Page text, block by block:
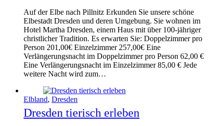
Auf der Elbe nach Pillnitz Erkunden Sie unsere schöne
Elbestadt Dresden und deren Umgebung. Sie wohnen im
Hotel Martha Dresden, einem Haus mit über 100-jähriger
christlicher Tradition. Es erwarten Sie: Doppelzimmer pro
Person 201,00€ Einzelzimmer 257,00€ Eine
Verlängerungsnacht im Doppelzimmer pro Person 62,00 €
Eine Verlängerungsnacht im Einzelzimmer 85,00 € Jede
weitere Nacht wird zum…
Elbland, Dresden
Dresden tierisch erleben